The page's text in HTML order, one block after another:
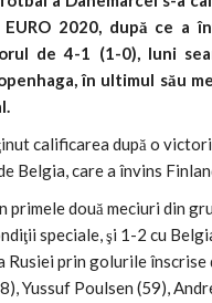
2020, după ce a
de 4-1 (1-0), luni
în ultimul său
calificarea după o
Belgia, care a învins
primele două meciuri din
speciale, şi 1-2 cu
Rusiei prin golurile înscrise
Yussuf Poulsen (59),